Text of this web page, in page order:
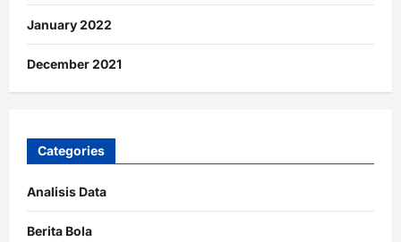
January 2022
December 2021
Categories
Analisis Data
Berita Bola